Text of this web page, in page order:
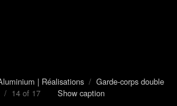
| Réalisations/ Garde-corps double
14 of 17 Show caption